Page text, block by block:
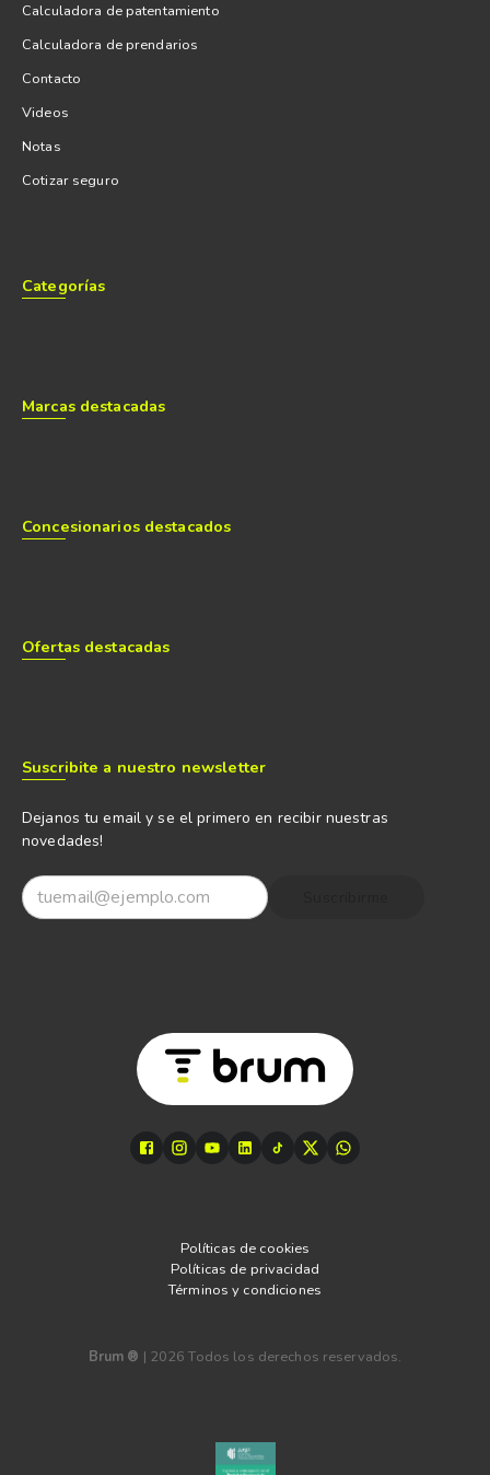
Calculadora de patentamiento
Calculadora de prendarios
Contacto
Videos
Notas
Cotizar seguro
Categorías
Marcas destacadas
Concesionarios destacados
Ofertas destacadas
Suscribite a nuestro newsletter
Dejanos tu email y se el primero en recibir nuestras
novedades!
Políticas de cookies
Políticas de privacidad
Términos y condiciones
Brum ® | 2026 Todos los derechos reservados.